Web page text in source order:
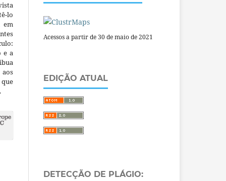
lo
em
e a
Acessos a partir de 30 de maio de 2021
EDIÇÃO ATUAL
DETECÇÃO DE PLÁGIO: